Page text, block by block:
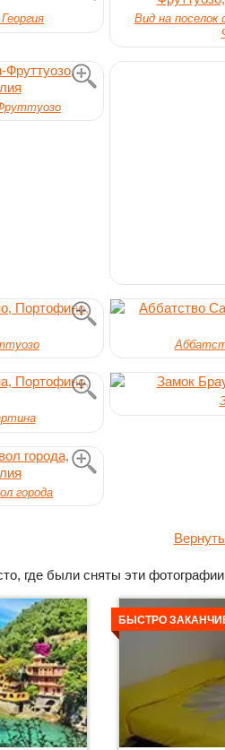
Вид на
города
где были сняты эти
БЫСТРО
Детальнее